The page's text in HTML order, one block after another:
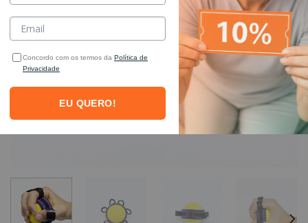
Concordo com os termos da Política de
Privacidade
EU QUERO!